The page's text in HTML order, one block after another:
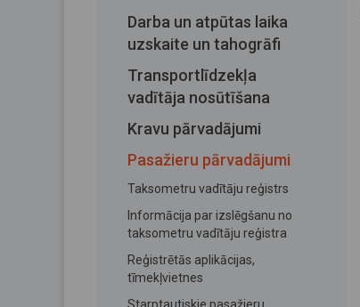
Darba un atpūtas laika
uzskaite un tahogrāfi
Transportlīdzekļa
vadītāja nosūtīšana
Kravu pārvadājumi
Pasažieru pārvadājumi
Taksometru vadītāju reģistrs
Informācija par izslēgšanu no
taksometru vadītāju reģistra
Reģistrētās aplikācijas,
tīmekļvietnes